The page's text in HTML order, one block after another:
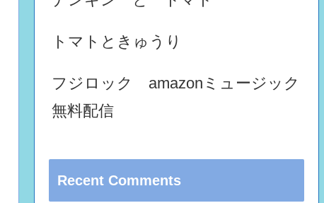
トマトときゅうり
フジロック amazonミュージック
無料配信
Recent Comments